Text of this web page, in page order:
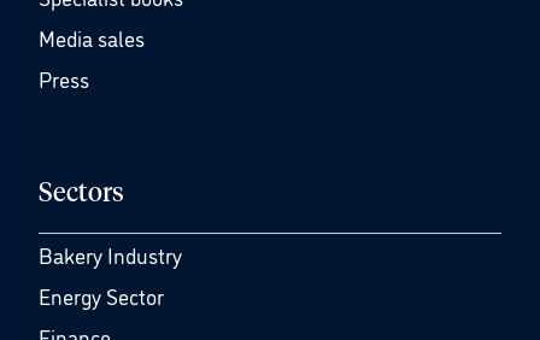
Media sales
Press
Sectors
Bakery Industry
Energy Sector